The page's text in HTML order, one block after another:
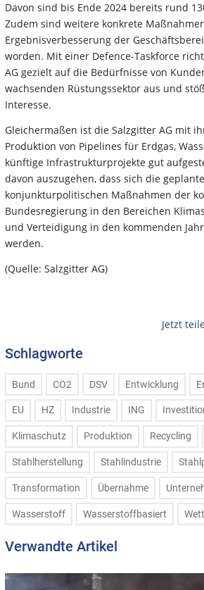
Davon sind bis Ende 2024 bereits rund
Zudem sind weitere konkrete
Ergebnisverbesserung der
worden. Mit einer Defence-Taskforce
AG gezielt auf die Bedürfnisse von
wachsenden Rüstungssektor aus und
Interesse.
Gleichermaßen ist die Salzgitter AG mit
Produktion von Pipelines für Erdgas,
künftige Infrastrukturprojekte gut
davon auszugehen, dass sich die
konjunkturpolitischen Maßnahmen der
Bundesregierung in den Bereichen
und Verteidigung in den kommenden
werden.
(Quelle: Salzgitter AG)
Jetzt
Schlagworte
Bund CO2 DSV Entwicklung
EU HZ Industrie ING
Klimaschutz Produktion Recycling
Stahlherstellung Stahlindustrie
Transformation Übernahme
Wasserstoff Wasserstoffbasiert
Verwandte Artikel